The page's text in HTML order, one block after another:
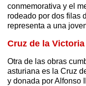
conmemorativa y el
rodeado por dos filas
representa a una
Cruz de la Victoria
Otra de las obras
asturiana es la Cruz
y donada por Alfonso